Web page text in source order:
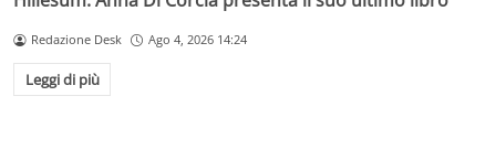
Redazione Desk Ago 4, 2026 14:24
Leggi di più